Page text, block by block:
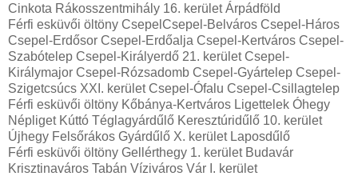
Cinkota Rákosszentmihály 16. kerület Árpádföld
Férfi esküvői öltöny CsepelCsepel-Belváros Csepel-Háros
Csepel-Erdősor Csepel-Erdőalja Csepel-Kertváros Csepel-
Szabótelep Csepel-Királyerdő 21. kerület Csepel-
Királymajor Csepel-Rózsadomb Csepel-Gyártelep Csepel-
Szigetcsúcs XXI. kerület Csepel-Ófalu Csepel-Csillagtelep
Férfi esküvői öltöny Kőbánya-Kertváros Ligettelek Óhegy
Népliget Kúttó Téglagyárdűlő Keresztúridűlő 10. kerület
Újhegy Felsőrákos Gyárdűlő X. kerület Laposdűlő
Férfi esküvői öltöny Gellérthegy 1. kerület Budavár
Krisztinaváros Tabán Víziváros Vár I. kerület